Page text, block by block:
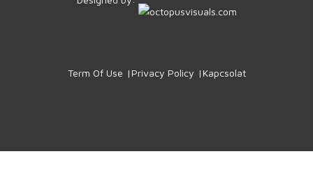
Term Of Use Privacy Policy Kapcsolat